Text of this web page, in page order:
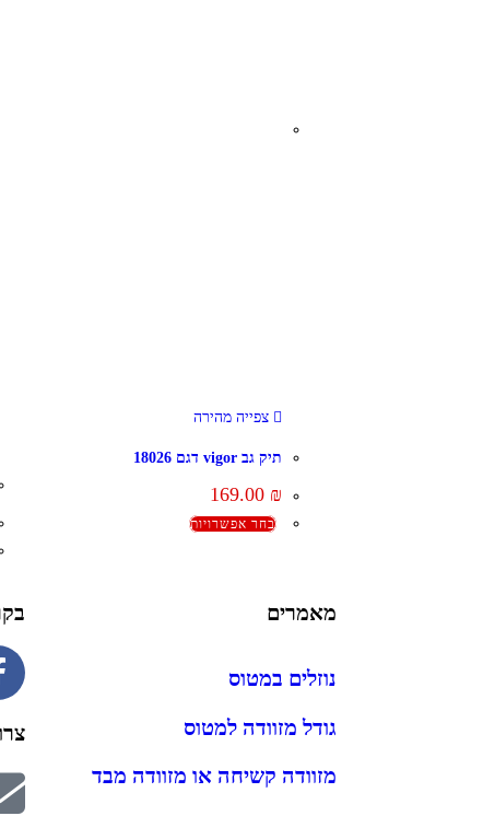
צפייה מהירה
תיק גב vigor דגם 18026
169.00 ₪
בחר אפשרויות
מאמרים
נוזלים במטוס
גודל מזוודה למטוס
מזוודה קשיחה או מזוודה מבד